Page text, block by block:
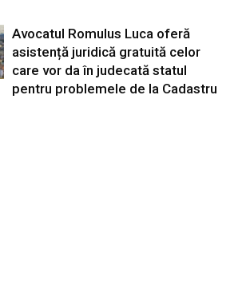
Avocatul Romulus Luca oferă
asistență juridică gratuită celor
care vor da în judecată statul
pentru problemele de la Cadastru